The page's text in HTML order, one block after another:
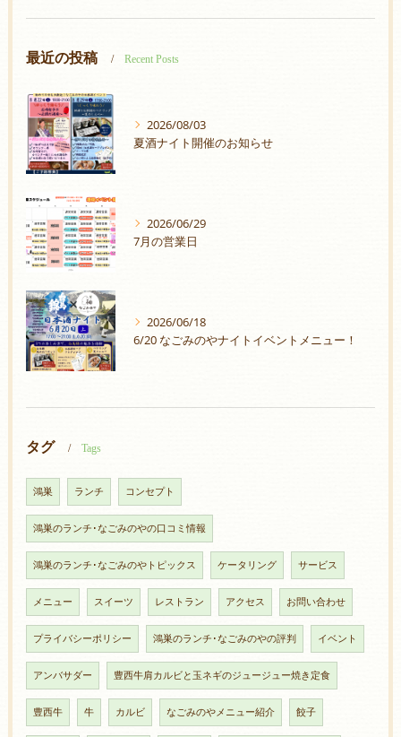
最近の投稿 Recent Posts
2026/08/03
夏酒ナイト開催のお知らせ
2026/06/29
7月の営業日
2026/06/18
6/20 なごみのやナイトイベントメニュー！
タグ Tags
鴻巣 ランチ コンセプト
鴻巣のランチ･なごみのやの口コミ情報
鴻巣のランチ･なごみのやトピックス ケータリング サービス
メニュー スイーツ レストラン アクセス お問い合わせ
プライバシーポリシー 鴻巣のランチ･なごみのやの評判 イベント
アンバサダー 豊西牛肩カルビと玉ネギのジュージュー焼き定食
豊西牛 牛 カルビ なごみのやメニュー紹介 餃子